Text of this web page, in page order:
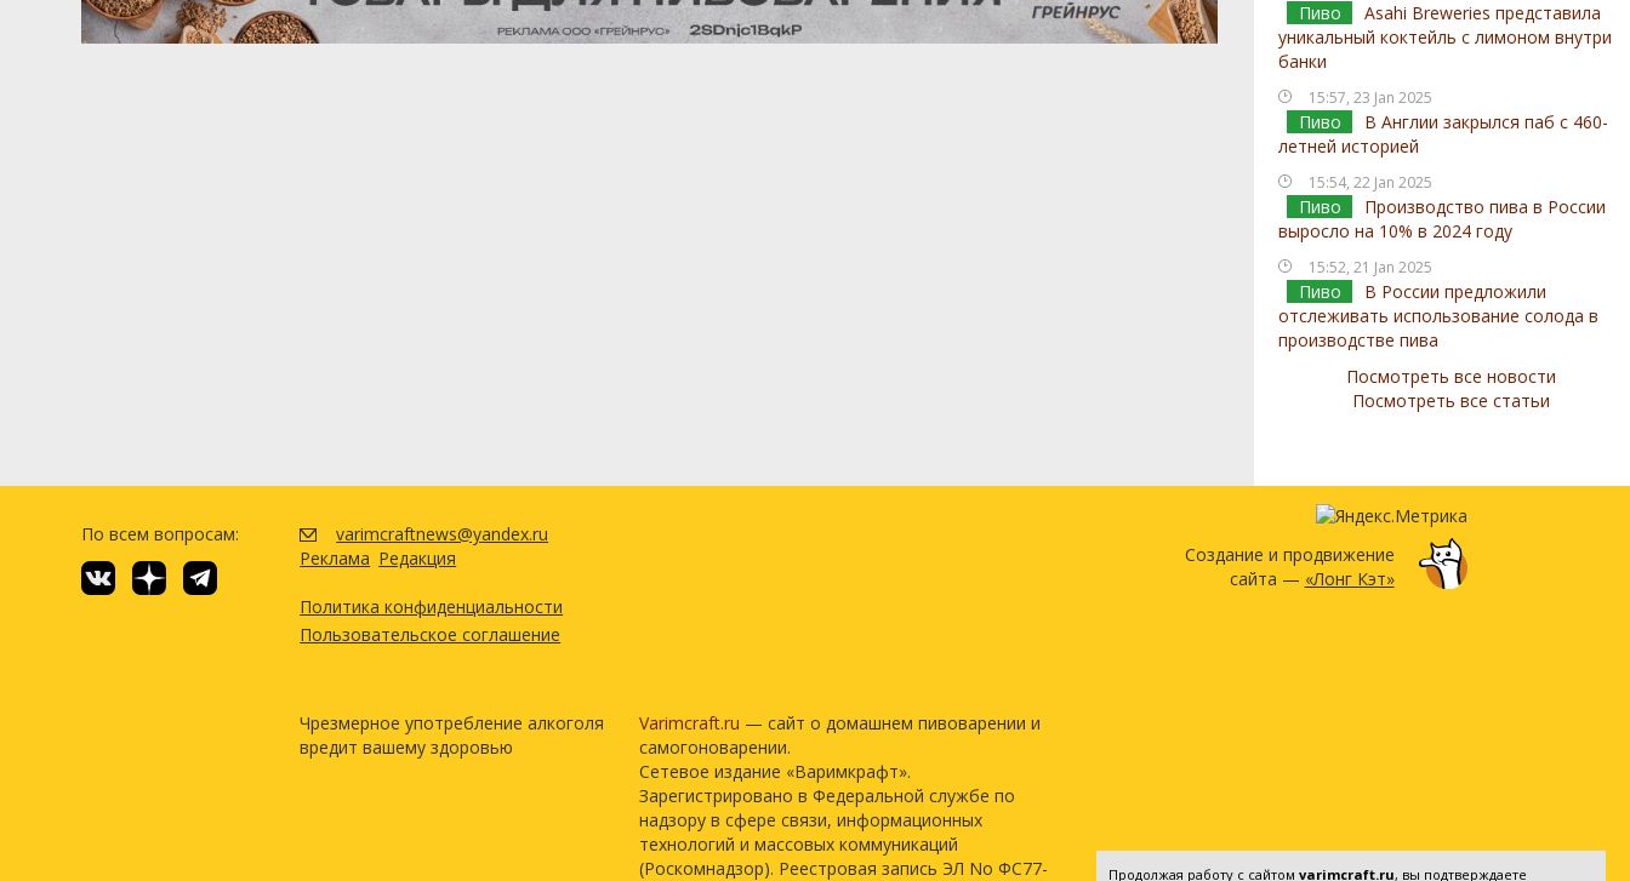
Пиво
Asahi Breweries представила
уникальный коктейль с лимоном внутри
банки
15:57, 23 Jan 2025
Пиво
В Англии закрылся паб с 460-
летней историей
15:54, 22 Jan 2025
Пиво
Производство пива в России
выросло на 10% в 2024 году
15:52, 21 Jan 2025
Пиво
В России предложили
отслеживать использование солода в
производстве пива
Посмотреть все новости
Посмотреть все статьи
По всем вопросам:
varimcraftnews@yandex.ru
Реклама Редакция
Политика конфиденциальности
Пользовательское соглашение
Чрезмерное употребление алкоголя
вредит вашему здоровью
Varimcraft.ru — сайт о домашнем пивоварении и
самогоноварении.
Сетевое издание «Варимкрафт».
Зарегистрировано в Федеральной службе по
надзору в сфере связи, информационных
технологий и массовых коммуникаций
(Роскомнадзор). Реестровая запись ЭЛ No ФС77-
Создание и продвижение
сайта — «Лонг Кэт»
Продолжая работу с сайтом varimcraft.ru, вы подтверждаете